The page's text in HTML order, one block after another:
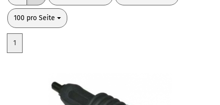
100 pro Seite
pro Seite
1